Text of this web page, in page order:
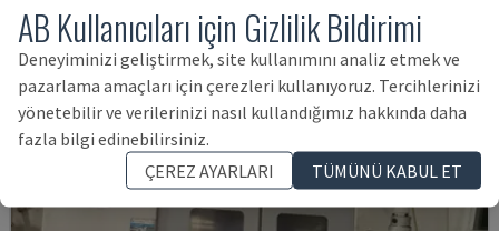
7,995,994 TL
AB Kullanıcıları için Gizlilik Bildirimi
Deneyiminizi geliştirmek, site kullanımını analiz etmek ve
pazarlama amaçları için çerezleri kullanıyoruz. Tercihlerinizi
yönetebilir ve verilerinizi nasıl kullandığımız hakkında daha
fazla bilgi edinebilirsiniz.
ÇEREZ AYARLARI
TÜMÜNÜ KABUL ET